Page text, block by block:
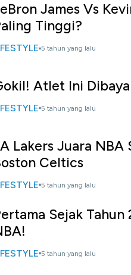
James Vs
Tinggi?
5 tahun yang lalu
Atlet Ini
5 tahun yang lalu
Lakers Juara NBA
Celtics
5 tahun yang lalu
Sejak Tahun
5 tahun yang lalu